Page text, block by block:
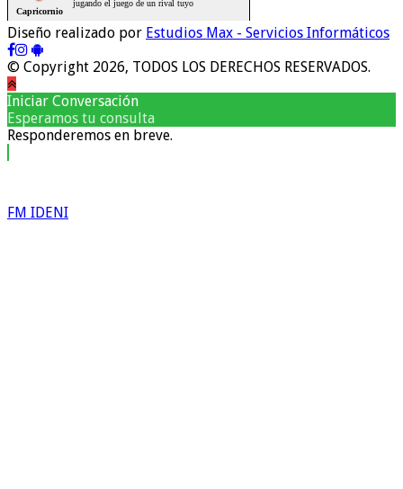
Diseño realizado por Estudios Max - Servicios Informáticos
© Copyright 2026, TODOS LOS DERECHOS RESERVADOS.
Iniciar Conversación
Esperamos tu consulta
Responderemos en breve.
FM IDENI